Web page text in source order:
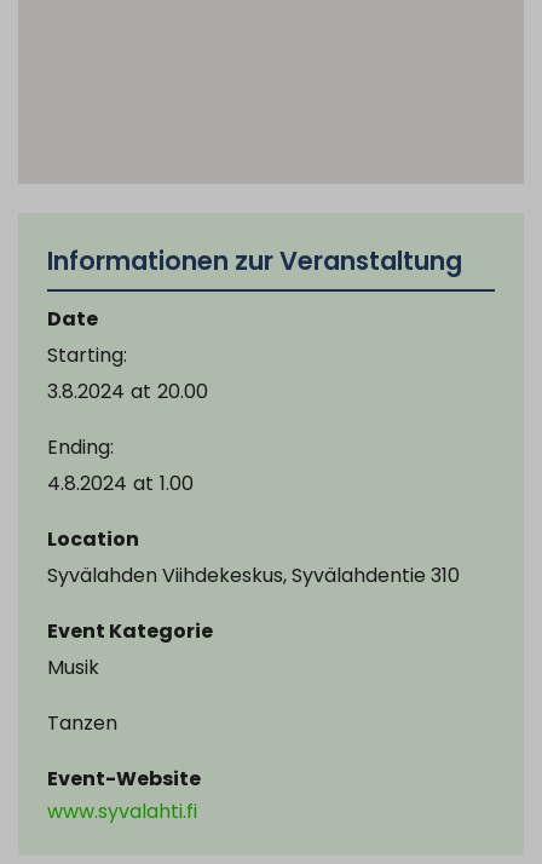
Informationen zur Veranstaltung
Date
Starting:
3.8.2024 at 20.00
Ending:
4.8.2024 at 1.00
Location
Syvälahden Viihdekeskus, Syvälahdentie 310
Event Kategorie
Musik
Tanzen
Event-Website
www.syvalahti.fi